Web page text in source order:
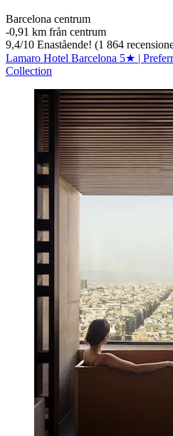
Barcelona centrum
‐0,91 km från centrum
9,4/10 Enastående! (1 864
Lamaro Hotel Barcelona 5★ |
Collection